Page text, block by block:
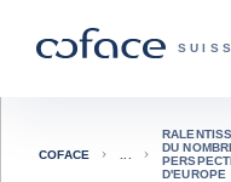
Retour à la page d'accueil
COFACE
DU
D'EUROPE